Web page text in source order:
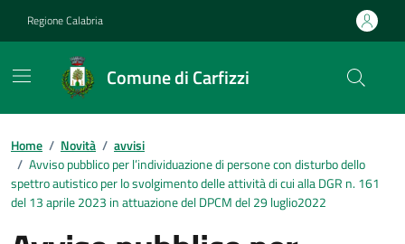
Regione Calabria
Comune di Carfizzi
Home / Novità / avvisi
/ Avviso pubblico per l’individuazione di persone con disturbo dello
spettro autistico per lo svolgimento delle attività di cui alla DGR n. 161
del 13 aprile 2023 in attuazione del DPCM del 29 luglio2022